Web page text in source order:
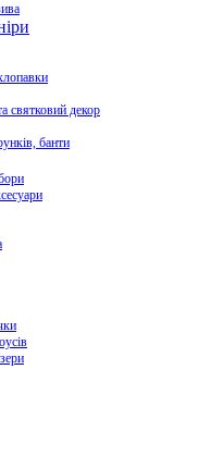
святковий декор
банти